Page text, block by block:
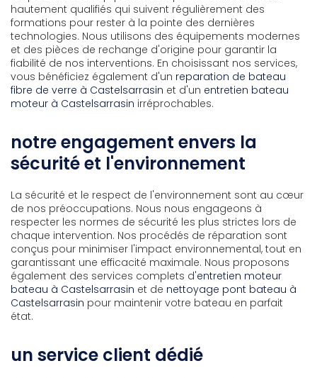
hautement qualifiés qui suivent régulièrement des
formations pour rester à la pointe des dernières
technologies. Nous utilisons des équipements modernes
et des pièces de rechange d'origine pour garantir la
fiabilité de nos interventions. En choisissant nos services,
vous bénéficiez également d'un reparation de bateau
fibre de verre à Castelsarrasin et d'un entretien bateau
moteur à Castelsarrasin irréprochables.
notre engagement envers la
sécurité et l'environnement
La sécurité et le respect de l'environnement sont au cœur
de nos préoccupations. Nous nous engageons à
respecter les normes de sécurité les plus strictes lors de
chaque intervention. Nos procédés de réparation sont
conçus pour minimiser l'impact environnemental, tout en
garantissant une efficacité maximale. Nous proposons
également des services complets d'entretien moteur
bateau à Castelsarrasin et de nettoyage pont bateau à
Castelsarrasin pour maintenir votre bateau en parfait
état.
un service client dédié